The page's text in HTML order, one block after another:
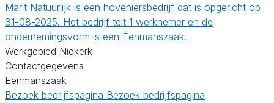
Marit Natuurlijk is een hoveniersbedrijf dat is opgericht op
31-08-2025. Het bedrijf telt 1 werknemer en de
ondernemingsvorm is een Eenmanszaak.
Werkgebied Niekerk
Contactgegevens
Eenmanszaak
Bezoek bedrijfspagina Bezoek bedrijfspagina